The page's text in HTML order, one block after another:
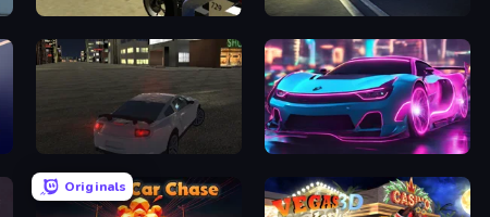
3D Moto Simulator 2
City Car Driving Simulator Cyber Cars Punk Racing 2
Originals